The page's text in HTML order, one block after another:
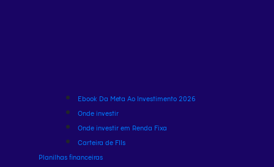
Ebook Da Meta Ao Investimento 2026
Onde investir
Onde investir em Renda Fixa
Carteira de FIIs
Planilhas financeiras